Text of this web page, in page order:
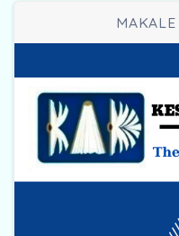
MAKALE